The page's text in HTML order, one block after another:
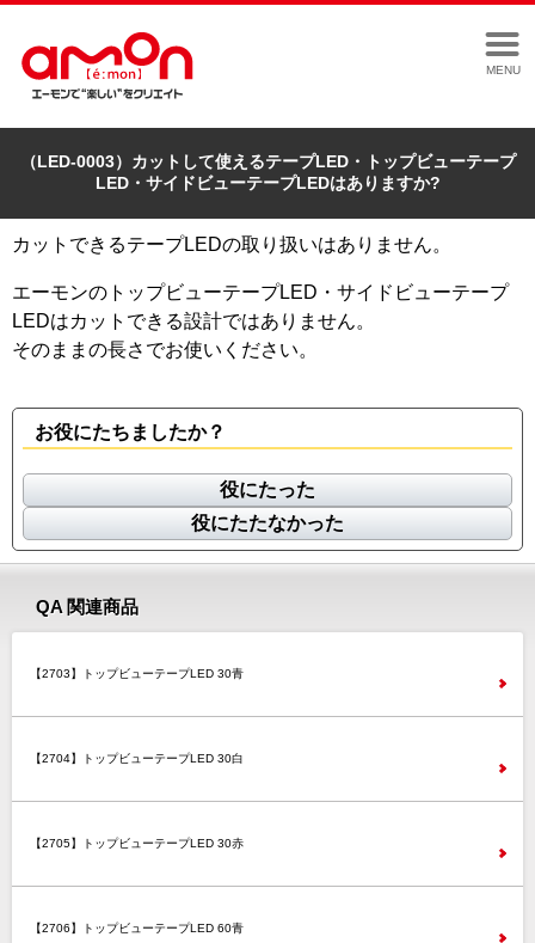
MENU
（LED-0003）カットして使えるテープLED・トップビューテープ
LED・サイドビューテープLEDはありますか?
カットできるテープLEDの取り扱いはありません。
エーモンのトップビューテープLED・サイドビューテープ
LEDはカットできる設計ではありません。
そのままの長さでお使いください。
お役にたちましたか？
役にたった
役にたたなかった
QA 関連商品
【2703】トップビューテープLED 30青
【2704】トップビューテープLED 30白
【2705】トップビューテープLED 30赤
【2706】トップビューテープLED 60青